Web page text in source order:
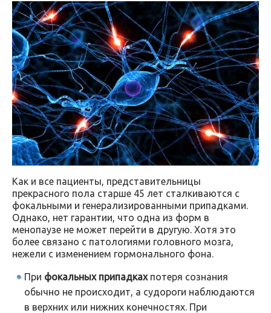
Как и все пациенты, представительницы
прекрасного пола старше 45 лет сталкиваются с
фокальными и генерализированными припадками.
Однако, нет гарантии, что одна из форм в
менопаузе не может перейти в другую. Хотя это
более связано с патологиями головного мозга,
нежели с изменением гормонального фона.
При фокальных припадкахпотеря сознания
обычно не происходит, а судороги наблюдаются
в верхних или нижних конечностях. При